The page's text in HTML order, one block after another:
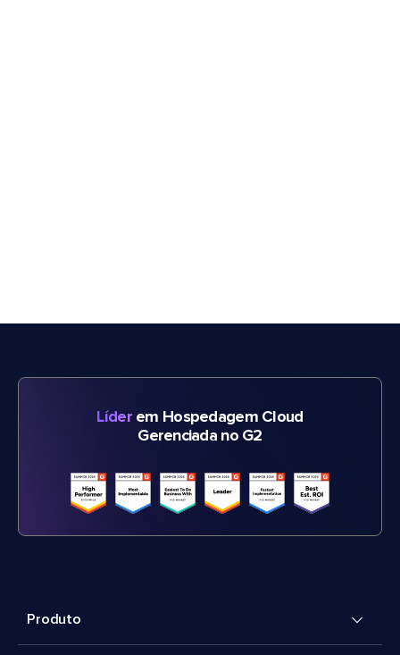
Líderem Hospedagem Cloud
Gerenciada no G2
Produto